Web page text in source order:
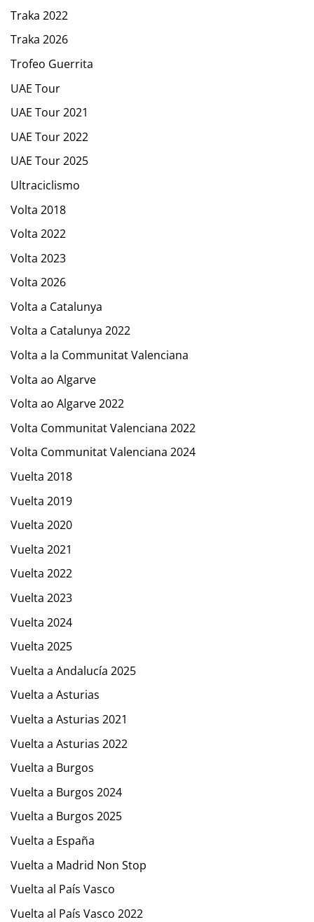
Traka 2022
Traka 2026
Trofeo Guerrita
UAE Tour
UAE Tour 2021
UAE Tour 2022
UAE Tour 2025
Ultraciclismo
Volta 2018
Volta 2022
Volta 2023
Volta 2026
Volta a Catalunya
Volta a Catalunya 2022
Volta a la Communitat Valenciana
Volta ao Algarve
Volta ao Algarve 2022
Volta Communitat Valenciana 2022
Volta Communitat Valenciana 2024
Vuelta 2018
Vuelta 2019
Vuelta 2020
Vuelta 2021
Vuelta 2022
Vuelta 2023
Vuelta 2024
Vuelta 2025
Vuelta a Andalucía 2025
Vuelta a Asturias
Vuelta a Asturias 2021
Vuelta a Asturias 2022
Vuelta a Burgos
Vuelta a Burgos 2024
Vuelta a Burgos 2025
Vuelta a España
Vuelta a Madrid Non Stop
Vuelta al País Vasco
Vuelta al País Vasco 2022